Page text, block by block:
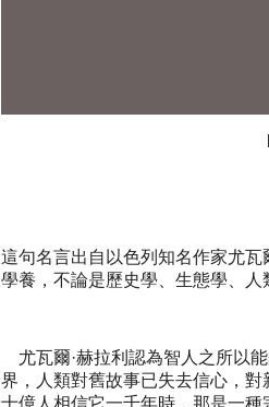
這句名言出自以色列知名作家尤
學養，不論是歷史學、生態學、
尤瓦爾·赫拉利認為智人之所以
界，人類對舊故事已失去信心，
十億人相信它一千年時，那是一